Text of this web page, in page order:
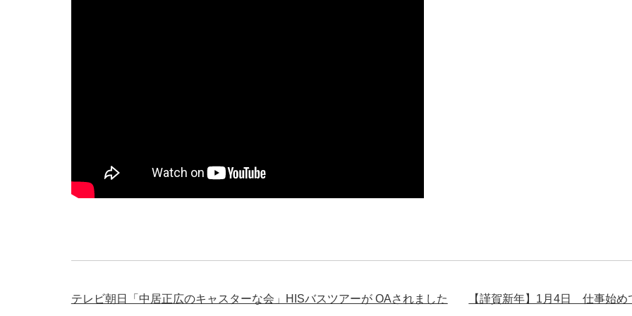
【謹賀新年】1月4日 仕事始め
テレビ朝日「中居正広のキャスターな会」HISバスツアーが OAされました